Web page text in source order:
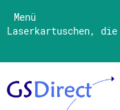
Menü
Laserkartuschen,